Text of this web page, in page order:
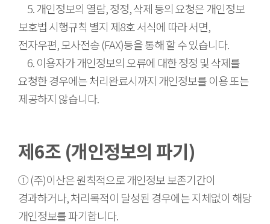
5. 개인정보의 열람, 정정, 삭제 등의 요청은 개인정보
보호법 시행규칙 별지 제8호 서식에 따라 서면,
전자우편, 모사전송 (FAX)등을 통해 할 수 있습니다.
6. 이용자가 개인정보의 오류에 대한 정정 및 삭제를
요청한 경우에는 처리완료시까지 개인정보를 이용 또는
제공하지 않습니다.
제6조 (개인정보의 파기)
① (주)이산은 원칙적으로 개인정보 보존기간이
경과하거나, 처리목적이 달성된 경우에는 지체없이 해당
개인정보를 파기합니다.